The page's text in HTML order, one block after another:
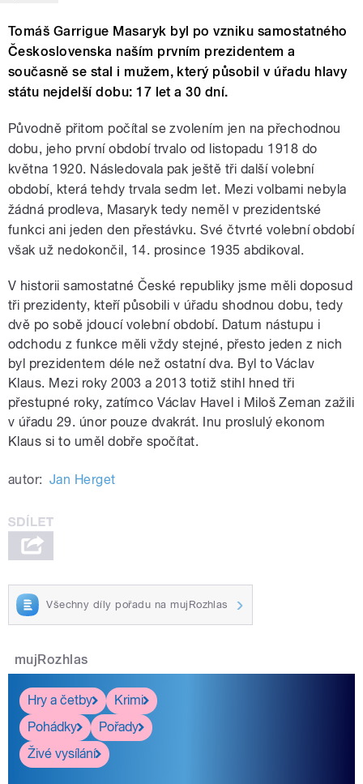
Tomáš Garrigue Masaryk byl po vzniku samostatného
Československa naším prvním prezidentem a
současně se stal i mužem, který působil v úřadu hlavy
státu nejdelší dobu: 17 let a 30 dní.
Původně přitom počítal se zvolením jen na přechodnou
dobu, jeho první období trvalo od listopadu 1918 do
května 1920. Následovala pak ještě tři další volební
období, která tehdy trvala sedm let. Mezi volbami nebyla
žádná prodleva, Masaryk tedy neměl v prezidentské
funkci ani jeden den přestávku. Své čtvrté volební období
však už nedokončil, 14. prosince 1935 abdikoval.
V historii samostatné České republiky jsme měli doposud
tři prezidenty, kteří působili v úřadu shodnou dobu, tedy
dvě po sobě jdoucí volební období. Datum nástupu i
odchodu z funkce měli vždy stejné, přesto jeden z nich
byl prezidentem déle než ostatní dva. Byl to Václav
Klaus. Mezi roky 2003 a 2013 totiž stihl hned tři
přestupné roky, zatímco Václav Havel i Miloš Zeman zažili
v úřadu 29. únor pouze dvakrát. Inu proslulý ekonom
Klaus si to uměl dobře spočítat.
autor: Jan Herget
Všechny díly pořadu na mujRozhlas
mujRozhlas
Hry a četby
Krimi
Pohádky
Pořady
Živé vysílání